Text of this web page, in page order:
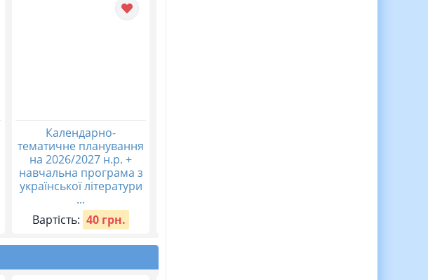
Календарно-
тематичне планування
на 2026/2027 н.р. +
навчальна програма з
української літератури
...
Вартість: 40 грн.